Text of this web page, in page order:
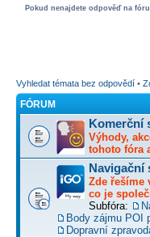
Pokud nenajdete odpověď na
Vyhledat témata bez odpovědí •
FÓRUM
Komerční
Výhody,
tohoto fóra
Navigační
Zde řešíme
co je
Subfóra:
Body zájmu POI
Dopravní